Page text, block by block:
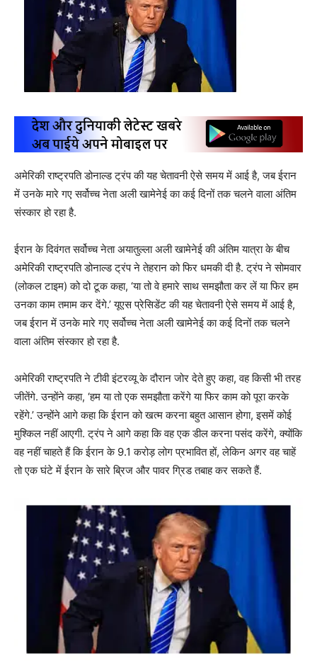
अमेरिकी राष्ट्रपति डोनाल्ड ट्रंप की यह चेतावनी ऐसे समय में आई है, जब ईरान
में उनके मारे गए सर्वोच्च नेता अली खामेनेई का कई दिनों तक चलने वाला अंतिम
संस्कार हो रहा है.
ईरान के दिवंगत सर्वोच्च नेता अयातुल्ला अली खामेनेई की अंतिम यात्रा के बीच
अमेरिकी राष्ट्रपति डोनाल्ड ट्रंप ने तेहरान को फिर धमकी दी है. ट्रंप ने सोमवार
(लोकल टाइम) को दो टूक कहा, ‘या तो वे हमारे साथ समझौता कर लें या फिर हम
उनका काम तमाम कर देंगे.’ यूएस प्रेसिडेंट की यह चेतावनी ऐसे समय में आई है,
जब ईरान में उनके मारे गए सर्वोच्च नेता अली खामेनेई का कई दिनों तक चलने
वाला अंतिम संस्कार हो रहा है.
अमेरिकी राष्ट्रपति ने टीवी इंटरव्यू के दौरान जोर देते हुए कहा, वह किसी भी तरह
जीतेंगे. उन्होंने कहा, ‘हम या तो एक समझौता करेंगे या फिर काम को पूरा करके
रहेंगे.’ उन्होंने आगे कहा कि ईरान को खत्म करना बहुत आसान होगा, इसमें कोई
मुश्किल नहीं आएगी. ट्रंप ने आगे कहा कि वह एक डील करना पसंद करेंगे, क्योंकि
वह नहीं चाहते हैं कि ईरान के 9.1 करोड़ लोग प्रभावित हों, लेकिन अगर वह चाहें
तो एक घंटे में ईरान के सारे ब्रिज और पावर ग्रिड तबाह कर सकते हैं.